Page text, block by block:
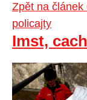
Zpět na článek
policajty
Imst,